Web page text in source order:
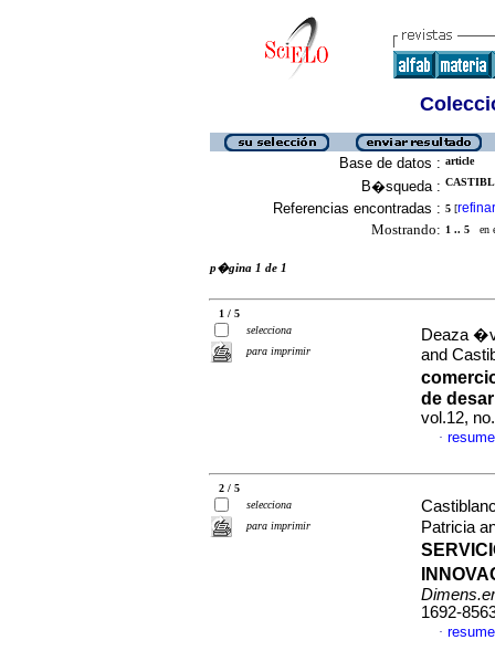
Base de datos : article
B�squeda :
Referencias encontradas : 5 [refinar
Mostrando: 1 .. 5 en
p�gina 1 de 1
1 / 5
selecciona
para imprimir
Deaza
and
de
vol.12,
·
2 / 5
selecciona
para imprimir
Patricia
1692-
·